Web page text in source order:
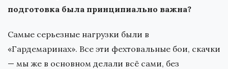
подготовка была принципиально важна?
Самые серьезные нагрузки были в
«Гардемаринах». Все эти фехтовальные бои, скачки
— мы же в основном делали всё сами, без